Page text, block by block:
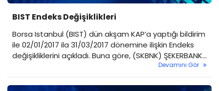
BIST Endeks Değişiklikleri
Borsa Istanbul (BIST) dün akşam KAP’a yaptığı bildirim
ile 02/01/2017 ila 31/03/2017 dönemine ilişkin Endeks
değişikliklerini açıkladı. Buna göre, (SKBNK) ŞEKERBANK,
(GLYHO) GLOBAL YAT. HOLDİNG, (TRCAS) TURCAS
PETROL, (HURGZ) HÜRRİYET GZT, (ALCTL) ALCATEL
LUCENT TELETAŞ, BIST 100 Endeksi’nden çıkarılırken,
Devamını Gör